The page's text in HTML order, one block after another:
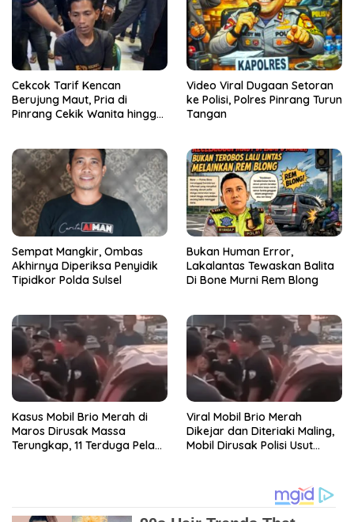
Cekcok Tarif Kencan
Berujung Maut, Pria di
Pinrang Cekik Wanita hingga
Video Viral Dugaan Setoran
ke Polisi, Polres Pinrang Turun
Tangan
Sempat Mangkir, Ombas
Akhirnya Diperiksa Penyidik
Tipidkor Polda Sulsel
Bukan Human Error,
Lakalantas Tewaskan Balita
Di Bone Murni Rem Blong
Kasus Mobil Brio Merah di
Maros Dirusak Massa
Terungkap, 11 Terduga Pelaku
Viral Mobil Brio Merah
Dikejar dan Diteriaki Maling,
Mobil Dirusak Polisi Usut